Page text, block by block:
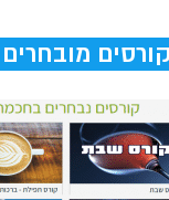
קורסים מובחרים